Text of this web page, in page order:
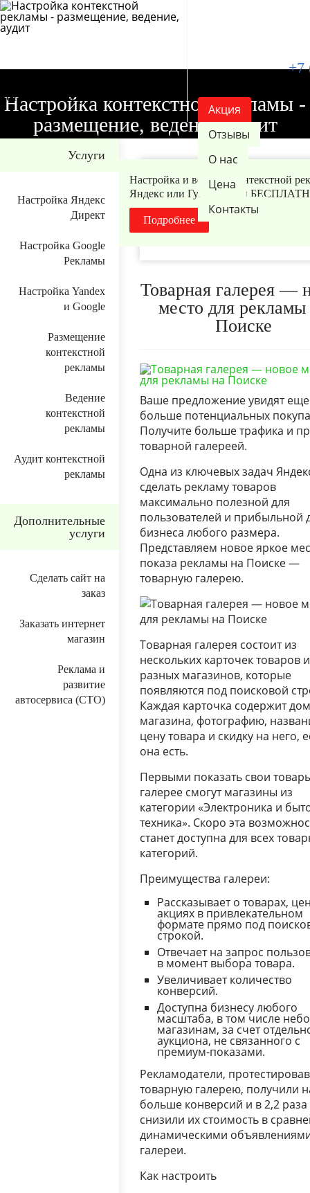
контекстной рекламы
Акция
Отзывы
О нас
Цена
Контакты
+7
Настройка контекстной рекламы -
размещение, ведение, аудит
Услуги
Настройка Яндекс
Директ
Настройка Google
Рекламы
Настройка Yandex
и Google
Размещение
контекстной
рекламы
Ведение
контекстной
рекламы
Аудит контекстной
рекламы
Дополнительные
услуги
Сделать сайт на
заказ
Заказать интернет
магазин
Реклама и
развитие
автосервиса (СТО)
Настройка и ведение контекстной
Яндекс или Гугл 14 дней
Подробнее
Товарная галерея —
место для рекламы
Поиске
Ваше предложение увидят еще
больше потенциальных
Получите больше трафика и
товарной галереей.
Одна из ключевых задач
сделать рекламу товаров
максимально полезной для
пользователей и прибыльной
бизнеса любого размера.
Представляем новое яркое
показа рекламы на Поиске —
товарную галерею.
Товарная галерея состоит из
нескольких карточек товаров
разных магазинов, которые
появляются под поисковой
Каждая карточка содержит
магазина, фотографию,
цену товара и скидку на него,
она есть.
Первыми показать свои
галерее смогут магазины из
категории «Электроника и
техника». Скоро эта
станет доступна для всех
категорий.
Преимущества галереи:
Рассказывает о товарах,
акциях в привлекательном
формате прямо под
строкой.
Отвечает на запрос
в момент выбора товара.
Увеличивает количество
конверсий.
Доступна бизнесу любого
масштаба, в том числе
магазинам, за счет
аукциона, не связанного с
премиум-показами.
Рекламодатели,
товарную галерею, получили
больше конверсий и в 2,2 раза
снизили их стоимость в
динамическими
галереи.
Как настроить